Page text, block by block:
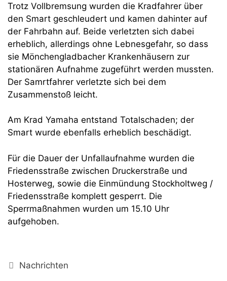
Trotz Vollbremsung wurden die Kradfahrer über
den Smart geschleudert und kamen dahinter auf
der Fahrbahn auf. Beide verletzten sich dabei
erheblich, allerdings ohne Lebnesgefahr, so dass
sie Mönchengladbacher Krankenhäusern zur
stationären Aufnahme zugeführt werden mussten.
Der Samrtfahrer verletzte sich bei dem
Zusammenstoß leicht.
Am Krad Yamaha entstand Totalschaden; der
Smart wurde ebenfalls erheblich beschädigt.
Für die Dauer der Unfallaufnahme wurden die
Friedensstraße zwischen Druckerstraße und
Hosterweg, sowie die Einmündung Stockholtweg /
Friedensstraße komplett gesperrt. Die
Sperrmaßnahmen wurden um 15.10 Uhr
aufgehoben.
Kategorien
Nachrichten